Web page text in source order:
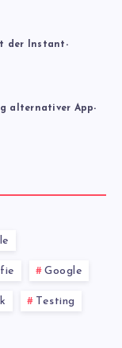
der Instant-
alternativer App-
Google
Testing